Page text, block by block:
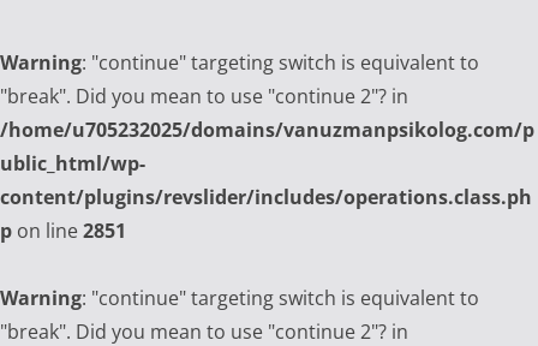
Warning: "continue" targeting switch is equivalent to
"break". Did you mean to use "continue 2"? in
/home/u705232025/domains/vanuzmanpsikolog.com/p
ublic_html/wp-
content/plugins/revslider/includes/operations.class.ph
p on line2851
Warning: "continue" targeting switch is equivalent to
"break". Did you mean to use "continue 2"? in